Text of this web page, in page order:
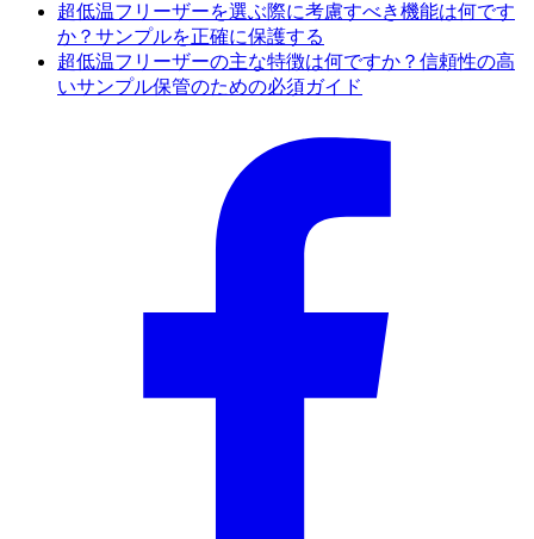
超低温フリーザーを選ぶ際に考慮すべき機能は何です
か？サンプルを正確に保護する
超低温フリーザーの主な特徴は何ですか？信頼性の高
いサンプル保管のための必須ガイド